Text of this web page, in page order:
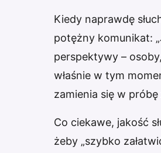
Kiedy naprawdę
potężny komunikat:
perspektywy –
właśnie w tym
zamienia się w
Co ciekawe, jakość
żeby „szybko